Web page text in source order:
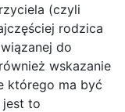
(czyli
rodzica
do
wskazanie
którego ma być
jest to